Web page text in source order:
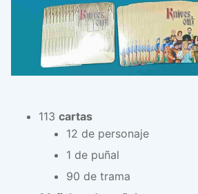
113 cartas
12 de personaje
1 de puñal
90 de trama